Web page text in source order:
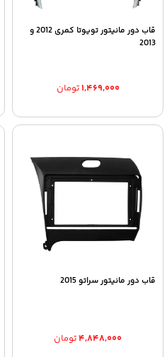
قاب دور مانیتور تویوتا کمری 2012 و
2013
۱,۴۶۹,۰۰۰تومان
قاب دور مانیتور سراتو 2015
۴,۸۴۸,۰۰۰تومان